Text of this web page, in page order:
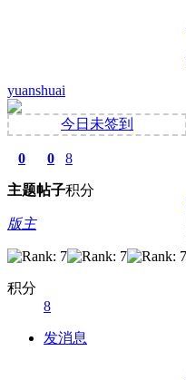
yuanshuai
今日未签到
0
主题
0
帖子
8
积分
版主
积分
8
发消息